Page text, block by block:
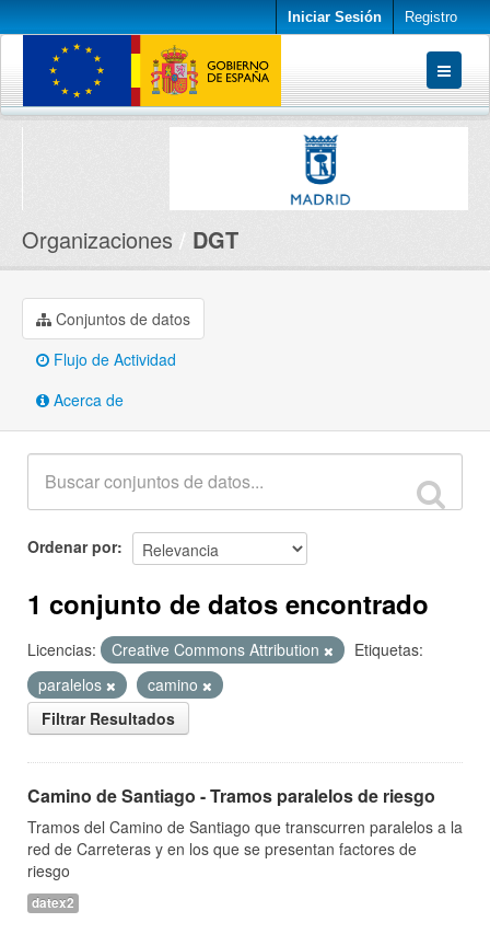
Iniciar Sesión Registro
Conjuntos de datos
Organizaciones DGT
Conjuntos de datos
Flujo de Actividad
Acerca de
Ordenar por
1 conjunto de datos encontrado
Licencias: Creative Commons Attribution
Etiquetas:
paralelos
camino
Filtrar Resultados
Camino de Santiago - Tramos paralelos de riesgo
Tramos del Camino de Santiago que transcurren paralelos a la
red de Carreteras y en los que se presentan factores de
riesgo
datex2